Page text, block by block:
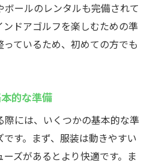
ールのレンタルも完備されて
ンドアゴルフを楽しむための準
ているため、初めての方でも
的な準備
際には、いくつかの基本的な準
す。まず、服装は動きやすい
ズがあるとより快適です。ま